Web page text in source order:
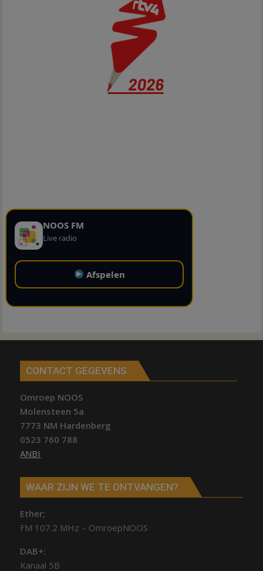
NOOS FM
Live radio
Afspelen
CONTACT GEGEVENS
Omroep NOOS
Molensteen 5a
7773 NM Hardenberg
0523 760 788
ANBI
WAAR ZIJN WE TE ONTVANGEN?
Ether;
FM 107.2 MHz – OmroepNOOS
DAB+:
Kanaal 5B